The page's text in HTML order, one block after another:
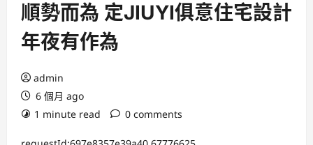
順勢而為 定JIUYI俱意住宅設計
年夜有作為
admin
6 個月 ago
1 minute read
0 comments